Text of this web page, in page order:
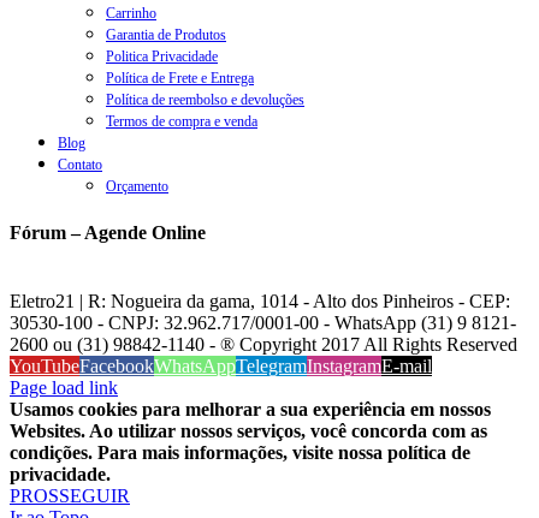
Carrinho
Garantia de Produtos
Politica Privacidade
Política de Frete e Entrega
Política de reembolso e devoluções
Termos de compra e venda
Blog
Contato
Orçamento
Fórum – Agende Online
Eletro21 | R: Nogueira da gama, 1014 - Alto dos Pinheiros - CEP:
30530-100 - CNPJ: 32.962.717/0001-00 - WhatsApp (31) 9 8121-
2600 ou (31) 98842-1140 - ® Copyright 2017 All Rights Reserved
YouTubeFacebookWhatsAppTelegramInstagramE-mail
Page load link
Usamos cookies para melhorar a sua experiência em nossos
Websites. Ao utilizar nossos serviços, você concorda com as
condições. Para mais informações, visite nossa política de
privacidade.
PROSSEGUIR